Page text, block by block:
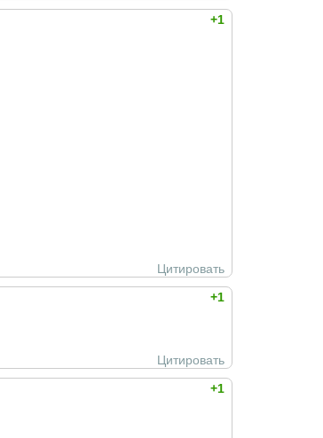
+1
Цитировать
+1
Цитировать
+1